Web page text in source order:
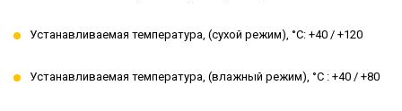
Устанавливаемая температура, (сухой режим), °С: +40 / +120
Устанавливаемая температура, (влажный режим), °С : +40 / +80